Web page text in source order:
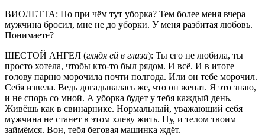
ВИОЛЕТТА: Но при чём тут уборка? Тем более меня вчера
мужчина бросил, мне не до уборки. У меня разбитая любовь.
Понимаете?
ШЕСТОЙ АНГЕЛ (глядя ей в глаза): Ты его не любила, ты
просто хотела, чтобы кто-то был рядом. И всё. И в итоге
голову парню морочила почти полгода. Или он тебе морочил.
Себя извела. Ведь догадывалась же, что он женат. Я это знаю,
и не спорь со мной. А уборка будет у тебя каждый день.
Живёшь как в свинарнике. Нормальный, уважающий себя
мужчина не станет в этом хлеву жить. Ну, и телом твоим
займёмся. Вон, тебя беговая машинка ждёт.